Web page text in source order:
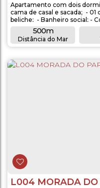
2
500m
Distância do Mar
Apartamento com dois dormitórios,
cama de casal e sacada; - 01 dormitório de solteiro com uma
beliche; - Banheiro social; - Cozinha completa com utensílios; -
Máquina de lavar roupas; - Sala de estar com TV parabólica; -
Aproximadamente 500 metros do mar.
L004 MORADA DO